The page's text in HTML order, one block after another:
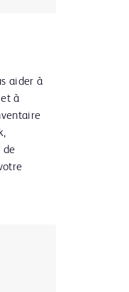
aider à
à
de